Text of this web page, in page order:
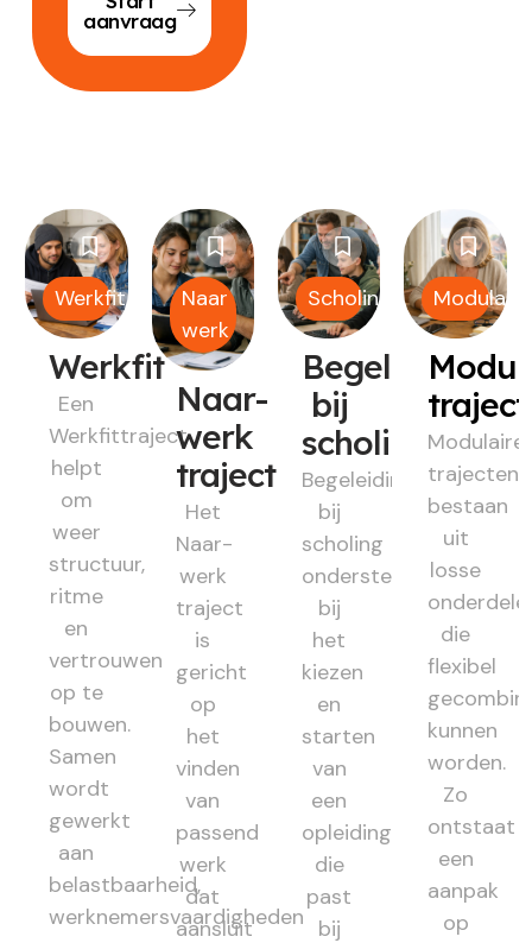
aanvraag
Werkfit
Werkfit
Een
Werkfittraject
helpt
om
weer
structuur,
ritme
en
vertrouwen
op te
bouwen.
Samen
wordt
gewerkt
aan
belastbaarheid,
werknemersvaardigheden
Naar
werk
Naar-
werk
traject
Het
Naar-
werk
traject
is
gericht
op
het
vinden
van
passend
werk
dat
aansluit
Scholing
Begeleiding
bij
scholing
Begeleiding
bij
scholing
ondersteunt
bij
het
kiezen
en
starten
van
een
opleiding
die
past
bij
Modulair
Modulaire
trajecten
bestaan
uit
losse
die
flexibel
kunnen
worden.
Zo
ontstaat
een
aanpak
op